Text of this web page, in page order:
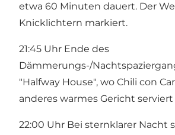
etwa 60 Minuten dauert. Der
Knicklichtern markiert.
21:45 Uhr Ende des
Dämmerungs-/
"Halfway House", wo Chili con
anderes warmes Gericht
22:00 Uhr Bei sternklarer Nacht